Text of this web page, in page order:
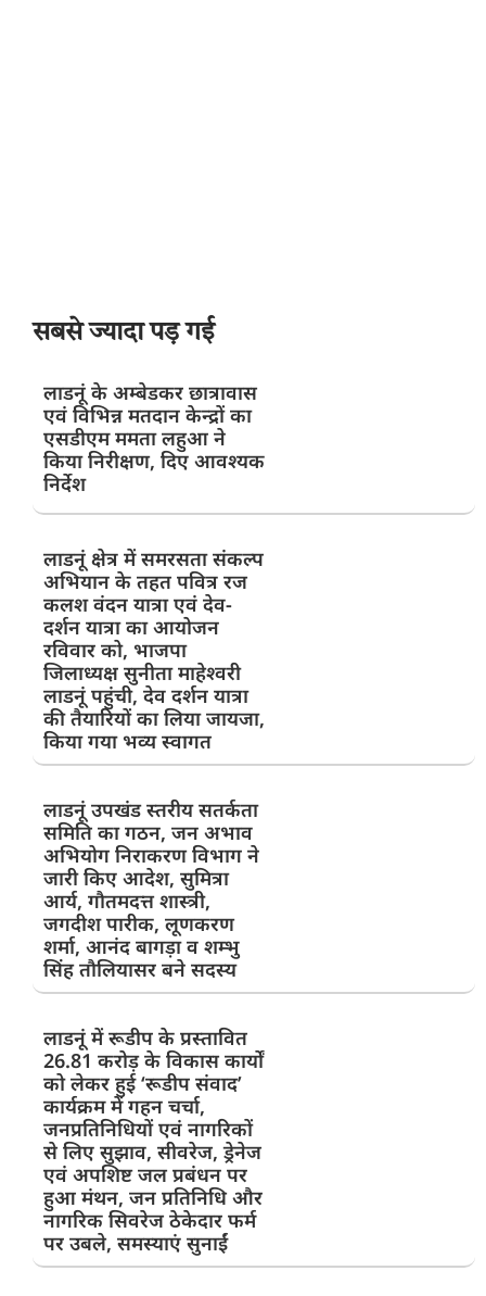
सबसे ज्यादा पड़ गई
लाडनूं के अम्बेडकर छात्रावास
एवं विभिन्न मतदान केन्द्रों का
एसडीएम ममता लहुआ ने
किया निरीक्षण, दिए आवश्यक
निर्देश
लाडनूं क्षेत्र में समरसता संकल्प
अभियान के तहत पवित्र रज
कलश वंदन यात्रा एवं देव-
दर्शन यात्रा का आयोजन
रविवार को, भाजपा
जिलाध्यक्ष सुनीता माहेश्वरी
लाडनूं पहुंची, देव दर्शन यात्रा
की तैयारियों का लिया जायजा,
किया गया भव्य स्वागत
लाडनूं उपखंड स्तरीय सतर्कता
समिति का गठन, जन अभाव
अभियोग निराकरण विभाग ने
जारी किए आदेश, सुमित्रा
आर्य, गौतमदत्त शास्त्री,
जगदीश पारीक, लूणकरण
शर्मा, आनंद बागड़ा व शम्भु
सिंह तौलियासर बने सदस्य
लाडनूं में रूडीप के प्रस्तावित
26.81 करोड़ के विकास कार्यों
को लेकर हुई ‘रूडीप संवाद’
कार्यक्रम में गहन चर्चा,
जनप्रतिनिधियों एवं नागरिकों
से लिए सुझाव, सीवरेज, ड्रेनेज
एवं अपशिष्ट जल प्रबंधन पर
हुआ मंथन, जन प्रतिनिधि और
नागरिक सिवरेज ठेकेदार फर्म
पर उबले, समस्याएं सुनाईं